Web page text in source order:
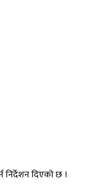
निर्देशन दिएको छ ।